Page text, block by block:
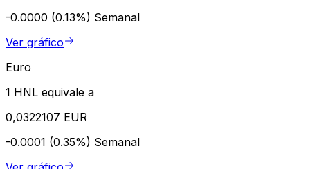
-0.0000 (0.13%) Semanal
Ver gráfico
Euro
1 HNL equivale a
0,0322107 EUR
-0.0001 (0.35%) Semanal